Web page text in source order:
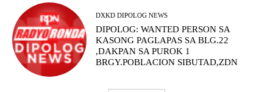
DXKD DIPOLOG NEWS
DIPOLOG: WANTED PERSON SA
KASONG PAGLAPAS SA BLG.22
,DAKPAN SA PUROK 1
BRGY.POBLACION SIBUTAD,ZDN